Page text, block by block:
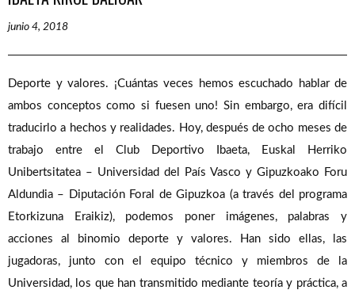
junio 4, 2018
Deporte y valores. ¡Cuántas veces hemos escuchado hablar de
ambos conceptos como si fuesen uno! Sin embargo, era difícil
traducirlo a hechos y realidades. Hoy, después de ocho meses de
trabajo entre el Club Deportivo Ibaeta, Euskal Herriko
Unibertsitatea – Universidad del País Vasco y Gipuzkoako Foru
Aldundia – Diputación Foral de Gipuzkoa (a través del programa
Etorkizuna Eraikiz), podemos poner imágenes, palabras y
acciones al binomio deporte y valores. Han sido ellas, las
jugadoras, junto con el equipo técnico y miembros de la
Universidad, los que han transmitido mediante teoría y práctica, a